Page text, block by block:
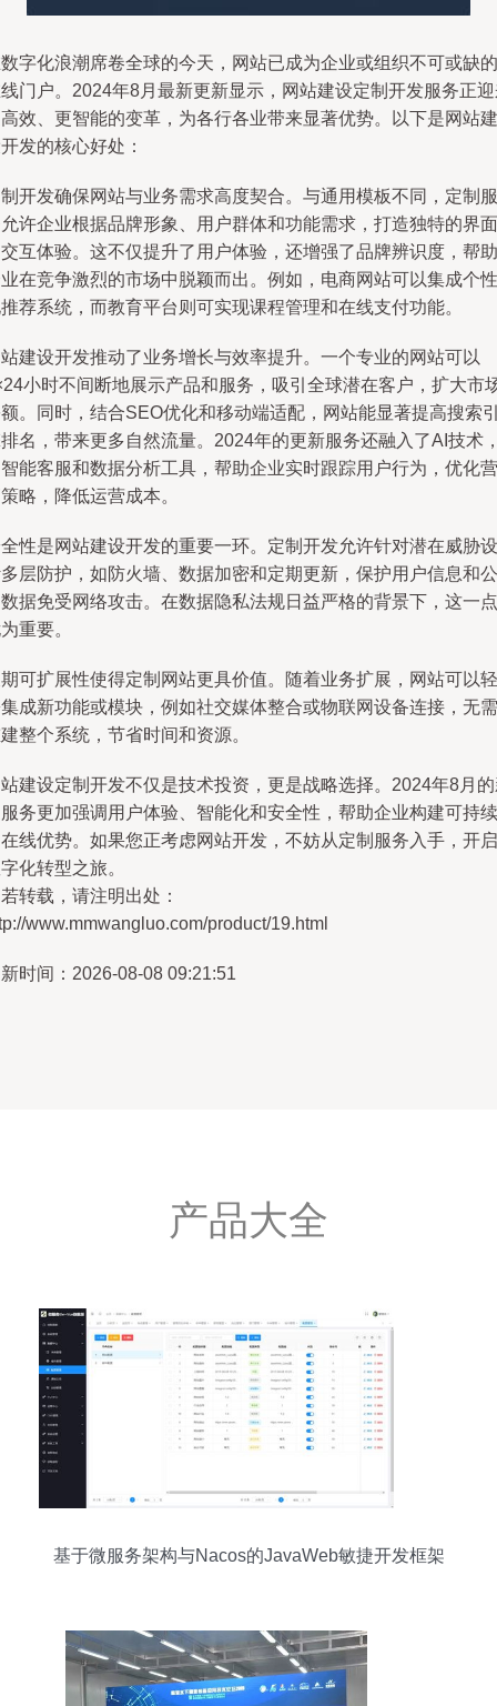
字化浪潮席卷全球的今天，网站已成为企业或组织不可或缺的
门户。2024年8月最新更新显示，网站建设定制开发服务正
效、更智能的变革，为各行各业带来显著优势。以下是网站建
发的核心好处：
开发确保网站与业务需求高度契合。与通用模板不同，定制服
许企业根据品牌形象、用户群体和功能需求，打造独特的界面
互体验。这不仅提升了用户体验，还增强了品牌辨识度，帮助
在竞争激烈的市场中脱颖而出。例如，电商网站可以集成个性
荐系统，而教育平台则可实现课程管理和在线支付功能。
建设开发推动了业务增长与效率提升。一个专业的网站可以
小时不间断地展示产品和服务，吸引全球潜在客户，扩大市
。同时，结合SEO优化和移动端适配，网站能显著提高搜索
名，带来更多自然流量。2024年的更新服务还融入了AI技术
能客服和数据分析工具，帮助企业实时跟踪用户行为，优化营
略，降低运营成本。
性是网站建设开发的重要一环。定制开发允许针对潜在威胁设
层防护，如防火墙、数据加密和定期更新，保护用户信息和公
据免受网络攻击。在数据隐私法规日益严格的背景下，这一点
重要。
可扩展性使得定制网站更具价值。随着业务扩展，网站可以轻
成新功能或模块，例如社交媒体整合或物联网设备连接，无需
整个系统，节省时间和资源。
建设定制开发不仅是技术投资，更是战略选择。2024年8月
务更加强调用户体验、智能化和安全性，帮助企业构建可持续
线优势。如果您正考虑网站开发，不妨从定制服务入手，开启
化转型之旅。
转载，请注明出处：
www.mmwangluo.com/product/19.html
时间：2026-08-08 09:21:51
产品大全
基于微服务架构与Nacos的JavaWeb敏捷开发框架